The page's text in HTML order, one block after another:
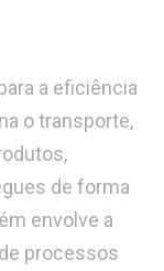
a eficiência
o transporte,
de forma
envolve a
processos